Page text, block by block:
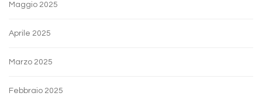
Maggio 2025
Aprile 2025
Marzo 2025
Febbraio 2025